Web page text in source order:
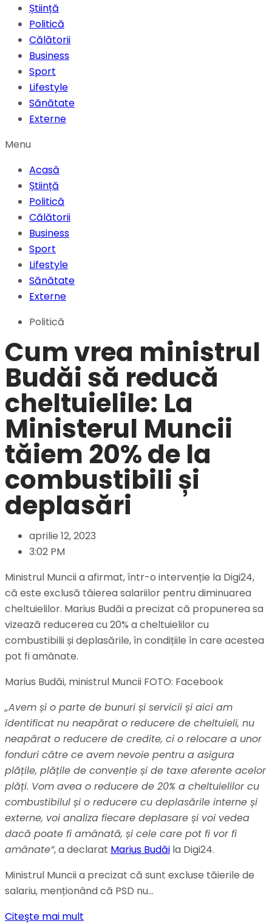
Știință
Politică
Călătorii
Business
Sport
Lifestyle
Sănătate
Externe
Menu
Acasă
Știință
Politică
Călătorii
Business
Sport
Lifestyle
Sănătate
Externe
Politică
Cum vrea ministrul
Budăi să reducă
cheltuielile: La
Ministerul Muncii
tăiem 20% de la
combustibili și
deplasări
aprilie 12, 2023
3:02 PM
Ministrul Muncii a afirmat, într-o intervenție la Digi24,
că este exclusă tăierea salariilor pentru diminuarea
cheltuielilor. Marius Budăi a precizat că propunerea sa
vizează reducerea cu 20% a cheltuielilor cu
combustibilii și deplasările, în condițiile în care acestea
pot fi amânate.
Marius Budăi, ministrul Muncii FOTO: Facebook
„Avem și o parte de bunuri și servicii și aici am
identificat nu neapărat o reducere de cheltuieli, nu
neapărat o reducere de credite, ci o relocare a unor
fonduri către ce avem nevoie pentru a asigura
plățile, plățile de convenție și de taxe aferente acelor
plăți. Vom avea o reducere de 20% a cheltuielilor cu
combustibilul și o reducere cu deplasările interne și
externe, voi analiza fiecare deplasare și voi vedea
dacă poate fi amânată, și cele care pot fi vor fi
amânate”, a declarat Marius Budăi la Digi24.
Ministrul Muncii a precizat că sunt excluse tăierile de
salariu, menționând că PSD nu…
Citeşte mai mult